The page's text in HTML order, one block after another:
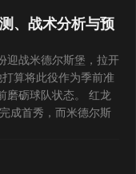
、战术分析与预
迎战米德尔斯堡，拉开
算将此役作为季前准
磨砺球队状态。 红龙
成首秀，而米德尔斯